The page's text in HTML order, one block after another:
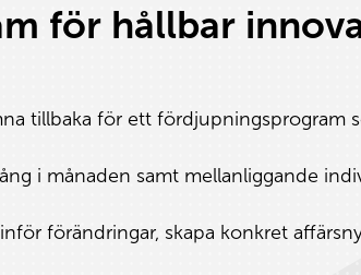
för hållbar
tillbaka för ett fördjupningsprogram
i månaden samt mellanliggande
förändringar, skapa konkret